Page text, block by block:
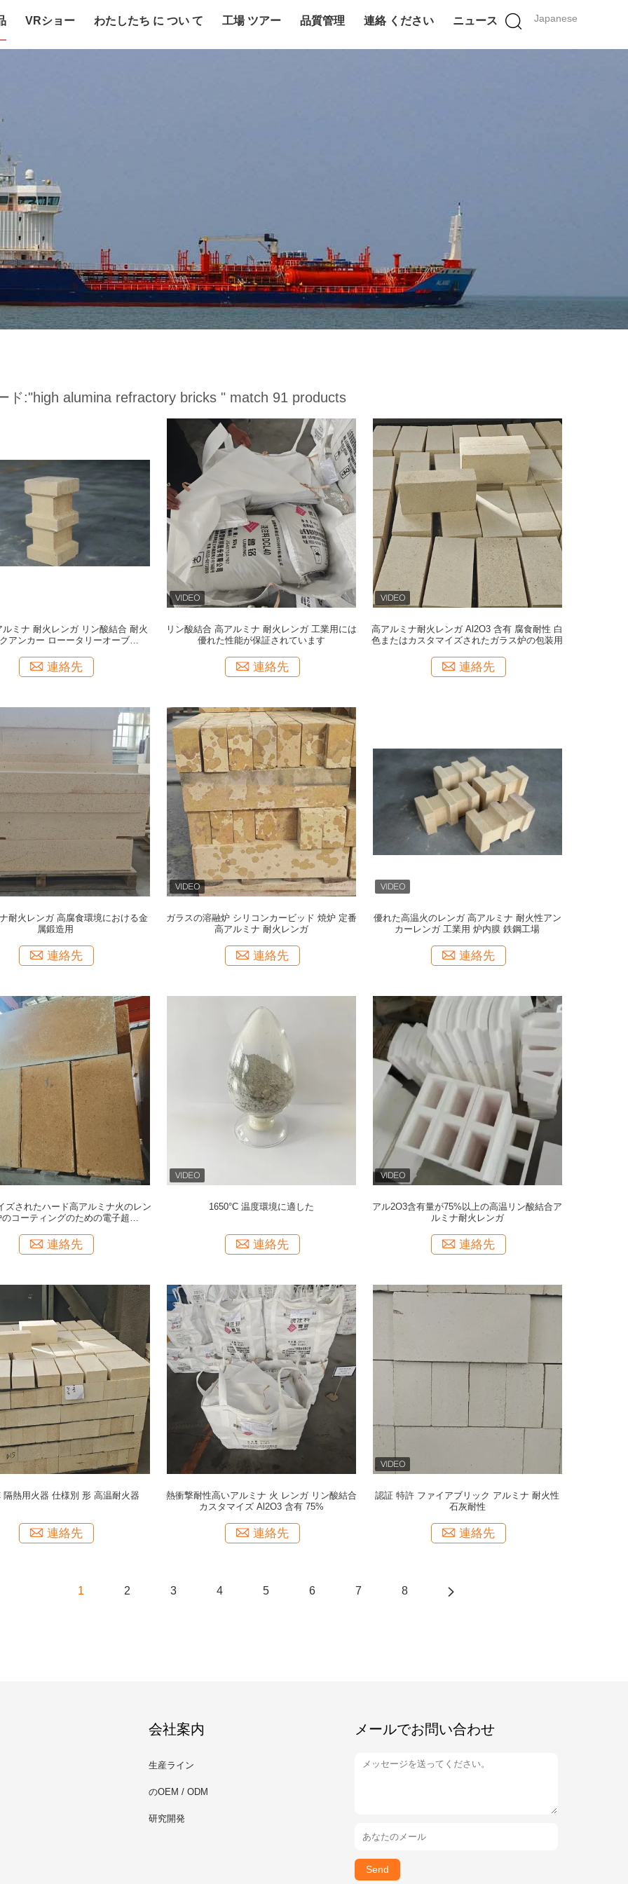
Japanese
VRショー わたしたち に つい て 工場 ツアー 品質管理 連絡 ください ニュース
ド:"high alumina refractory bricks " match 91 products
ルミナ 耐火レンガ リン酸結合 耐火
アンカー ローータリーオーブンの
連絡先
リン酸結合 高アルミナ 耐火レンガ 工業用には
優れた性能が保証されています
連絡先
高アルミナ耐火レンガ Al2O3 含有 腐食耐性 白
色またはカスタマイズされたガラス炉の包装用
連絡先
耐火レンガ 高腐食環境における金
属鍛造用
連絡先
ガラスの溶融炉 シリコンカービッド 焼炉 定番
高アルミナ 耐火レンガ
連絡先
優れた高温火のレンガ 高アルミナ 耐火性アン
カーレンガ 工業用 炉内膜 鉄鋼工場
連絡先
ズされたハード高アルミナ火のレン
コーティングのための電子超純粉
連絡先
1650°C 温度環境に適した
連絡先
アル2O3含有量が75%以上の高温リン酸結合ア
ルミナ耐火レンガ
連絡先
隔熱用火器 仕様別 形 高温耐火器
連絡先
熱衝撃耐性高いアルミナ 火 レンガ リン酸結合
カスタマイズ Al2O3 含有 75%
連絡先
認証 特許 ファイアブリック アルミナ 耐火性
石灰耐性
連絡先
1 2 3 4 5 6 7 8
会社案内
生産ライン
のOEM / ODM
研究開発
メールでお問い合わせ
Send